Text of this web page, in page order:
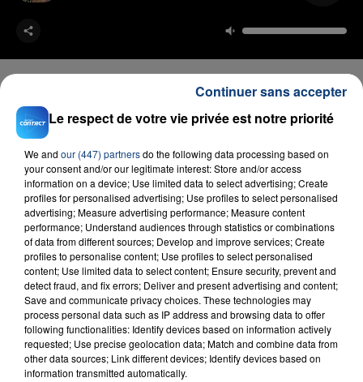
FIL D'ACTU
23 juillet 2026
INCENDIE MORTEL À LENS : UNE FEMME ET
SON BÉBÉ ENTRE LA VIE ET LA...
Un homme s'est immolé par le feu après avoir
aspergé sa compagne et leur bébé de trois mois
Le respect de votre vie privée est notre priorité
We and our (447) partnersdo the following data processing based on
your consent and/or our legitimate interest: Store and/or access
information on a device; Use limited data to select advertising; Create
profiles for personalised advertising; Use profiles to select personalised
advertising; Measure advertising performance; Measure content
performance; Understand audiences through statistics or combinations
of data from different sources; Develop and improve services; Create
profiles to personalise content; Use profiles to select personalised
content; Use limited data to select content; Ensure security, prevent and
detect fraud, and fix errors; Deliver and present advertising and content;
Save and communicate privacy choices. These technologies may
process personal data such as IP address and browsing data to offer
following functionalities: Identify devices based on information actively
requested; Use precise geolocation data; Match and combine data from
other data sources; Link different devices; Identify devices based on
information transmitted automatically.
Continuer sans accepter